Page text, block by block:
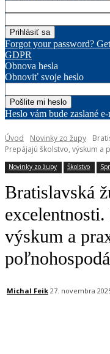
Forgot your password?
GDPR
Obnova hesla
Obnoviť svoje heslo
Heslo vám bude zaslané
Úvod Novinky zo župy
Prepájajú školstvo, výskum a
Novinky zo župy Školstvo
Bratislavská
výskum a
Michal Feik 27. novembra